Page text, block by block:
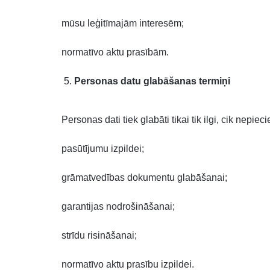
mūsu leģitīmajām interesēm;
normatīvo aktu prasībām.
Personas datu glabāšanas termiņi
Personas dati tiek glabāti tikai tik ilgi, cik
pasūtījumu izpildei;
grāmatvedības dokumentu glabāšanai;
garantijas nodrošināšanai;
strīdu risināšanai;
normatīvo aktu prasību izpildei.